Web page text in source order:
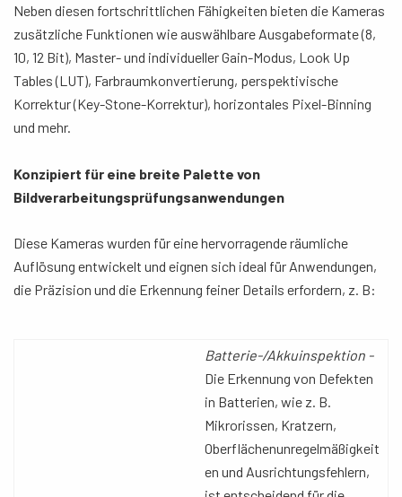
Neben diesen fortschrittlichen Fähigkeiten bieten die Kameras
zusätzliche Funktionen wie auswählbare Ausgabeformate (8,
10, 12 Bit), Master- und individueller Gain-Modus, Look Up
Tables (LUT), Farbraumkonvertierung, perspektivische
Korrektur (Key-Stone-Korrektur), horizontales Pixel-Binning
und mehr.
Konzipiert für eine breite Palette von
Bildverarbeitungsprüfungsanwendungen
Diese Kameras wurden für eine hervorragende räumliche
Auflösung entwickelt und eignen sich ideal für Anwendungen,
die Präzision und die Erkennung feiner Details erfordern, z. B:
Batterie-/Akkuinspektion -
Die Erkennung von Defekten
in Batterien, wie z. B.
Mikrorissen, Kratzern,
Oberflächenunregelmäßigkeit
en und Ausrichtungsfehlern,